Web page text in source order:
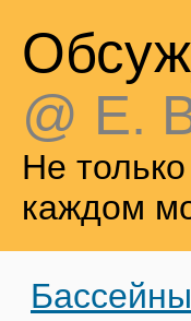
@ Е.
Не
каждом